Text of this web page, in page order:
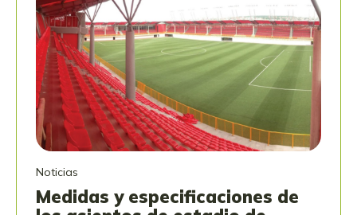
Noticias
Medidas y especificaciones de